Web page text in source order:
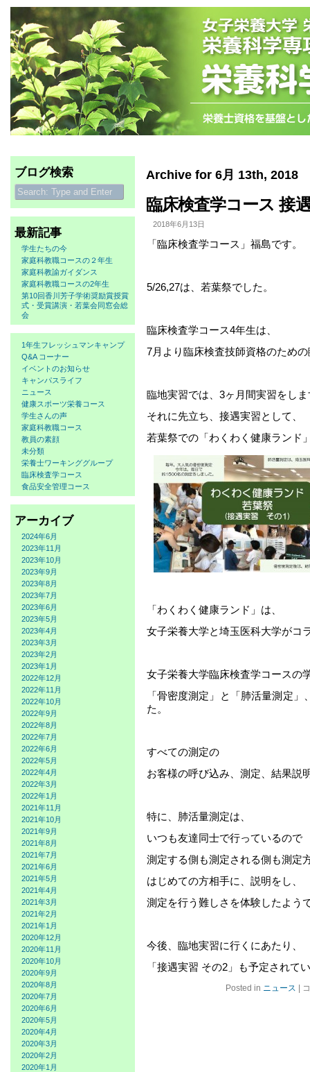
ブログ検索
最新記事
学生たちの今
家庭科教職コースの２年生
家庭科教諭ガイダンス
家庭科教職コースの2年生
第10回香川芳子学術奨励賞授賞
式・受賞講演・若葉会同窓会総
会
1年生フレッシュマンキャンプ
Q&A コーナー
イベントのお知らせ
キャンパスライフ
ニュース
健康スポーツ栄養コース
学生さんの声
家庭科教職コース
教員の素顔
未分類
栄養士ワーキンググループ
臨床検査学コース
食品安全管理コース
アーカイブ
2024年6月
2023年11月
2023年10月
2023年9月
2023年8月
2023年7月
2023年6月
2023年5月
2023年4月
2023年3月
2023年2月
2023年1月
2022年12月
2022年11月
2022年10月
2022年9月
2022年8月
2022年7月
2022年6月
2022年5月
2022年4月
2022年3月
2022年1月
2021年11月
2021年10月
2021年9月
2021年8月
2021年7月
2021年6月
2021年5月
2021年4月
2021年3月
2021年2月
2021年1月
2020年12月
2020年11月
2020年10月
2020年9月
2020年8月
2020年7月
2020年6月
2020年5月
2020年4月
2020年3月
2020年2月
2020年1月
Archive for 6月 13th, 2018
臨床検査学コース 接
2018年6月13日
「臨床検査学コース」福島です。
5/26,27は、若葉祭でした。
臨床検査学コース4年生は、
7月より臨床検査技師資格のため
臨地実習では、3ヶ月間実習をしま
それに先立ち、接遇実習として、
若葉祭での「わくわく健康ランド
「わくわく健康ランド」は、
女子栄養大学と埼玉医科大学がコ
女子栄養大学臨床検査学コースの
「骨密度測定」と「肺活量測定
た。
すべての測定の
お客様の呼び込み、測定、結果説
特に、肺活量測定は、
いつも友達同士で行っているので
測定する側も測定される側も測定
はじめての方相手に、説明をし、
測定を行う難しさを体験したよう
今後、臨地実習に行くにあたり、
「接遇実習 その2」も予定されて
Posted in ニュース | 臨